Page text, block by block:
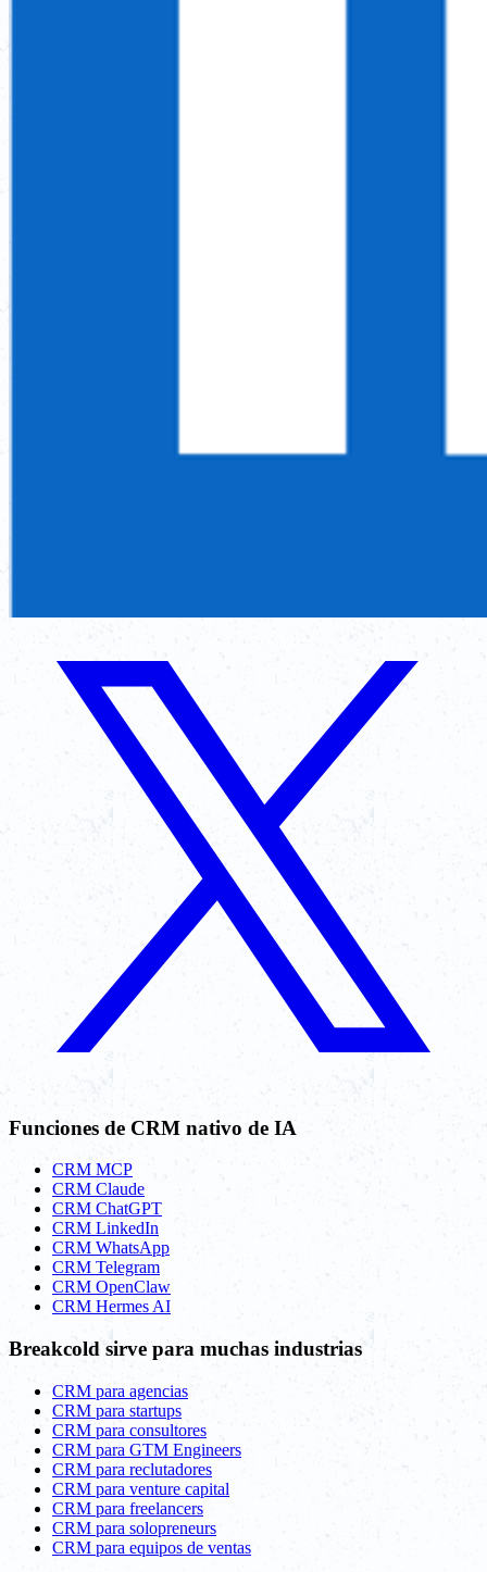
Funciones de CRM nativo de IA
CRM MCP
CRM Claude
CRM ChatGPT
CRM LinkedIn
CRM WhatsApp
CRM Telegram
CRM OpenClaw
CRM Hermes AI
Breakcold sirve para muchas industrias
CRM para agencias
CRM para startups
CRM para consultores
CRM para GTM Engineers
CRM para reclutadores
CRM para venture capital
CRM para freelancers
CRM para solopreneurs
CRM para equipos de ventas